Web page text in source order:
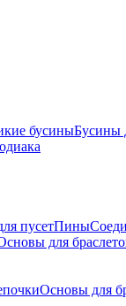
бусиныБусины
пусетПины
для
Основы для